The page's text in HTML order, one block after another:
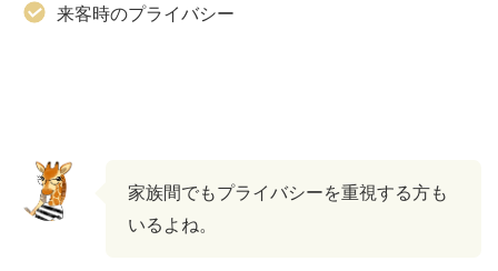
来客時のプライバシー
家族間でもプライバシーを重視する方も
いるよね。